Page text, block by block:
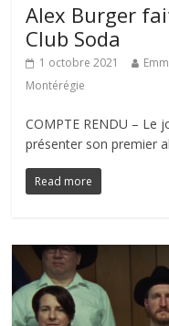
Alex Burger
Club Soda
1 octobre 2021
Montérégie
COMPTE RENDU – Le
présenter son premier
Read more